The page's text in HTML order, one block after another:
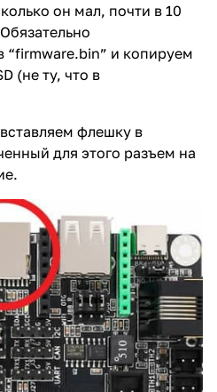
он мал, почти в 10
“firmware.bin” и копируем
(не ту, что в
флешку в
для этого разъем на